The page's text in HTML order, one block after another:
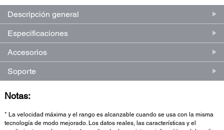
Descripción general
Especificaciones
Accesorios
Soporte
Notas:
* La velocidad máxima y el rango es alcanzable cuando se usa con la misma
tecnología de modo mejorado. Los datos reales, las características y el